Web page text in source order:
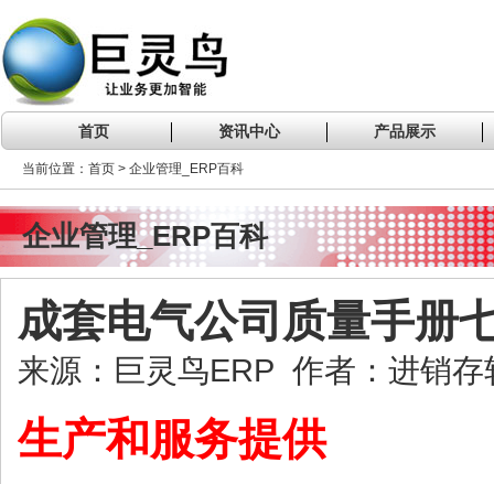
首页 资讯中心 产品展示
当前位置：首页 > 企业管理_ERP百科
企业管理_ERP百科
成套电气公司质量手册
来源：巨灵鸟ERP 作者：进销
生产和服务提供